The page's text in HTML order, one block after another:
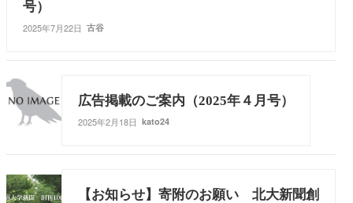
号）
古谷
2025年7月22日
広告掲載のご案内（2025年４月号）
kato24
2025年2月18日
【お知らせ】寄附のお願い 北大新聞創